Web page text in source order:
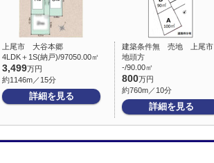
上尾市 大谷本郷
4LDK＋1S(納戸)/97050.00㎡
3,499万円
約1146m／15分
詳細を見る
建築条件無 売地 上尾市
地頭方
-/90.00㎡
800万円
約760m／10分
詳細を見る